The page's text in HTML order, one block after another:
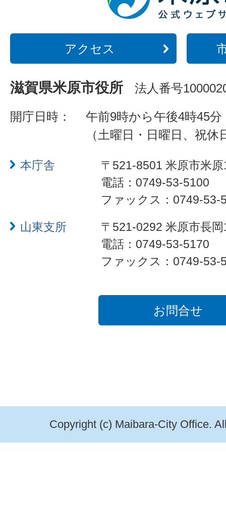
アクセス
滋賀県米原市役所 法人番号
開庁日時：
午前9時から午後4時45分
（土曜日・日曜日、祝
本庁舎
〒521-8501 米原市米
電話：0749-53-5100
ファックス：0749-53-
山東支所
〒521-0292 米原市長
電話：0749-53-5170
ファックス：0749-53-
お問合せ
Copyright (c) Maibara-City Office.